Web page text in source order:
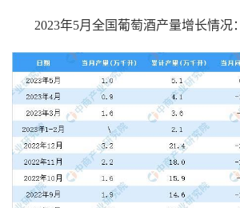
2023年5月全国葡萄酒产量增长情况：